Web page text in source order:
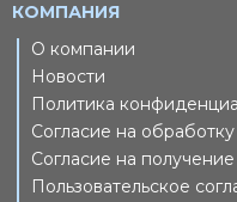
КОМПАНИЯ
О компании
Новости
Политика
Согласие на
Согласие на
Пользовательское